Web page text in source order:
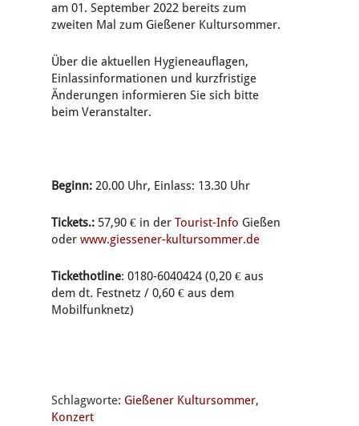
am 01. September 2022 bereits zum
zweiten Mal zum Gießener Kultursommer.
Über die aktuellen Hygieneauflagen,
Einlassinformationen und kurzfristige
Änderungen informieren Sie sich bitte
beim Veranstalter.
Beginn: 20.00 Uhr, Einlass: 13.30 Uhr
Tickets.: 57,90 € in der Tourist-Info Gießen
oder www.giessener-kultursommer.de
Tickethotline: 0180-6040424 (0,20 € aus
dem dt. Festnetz / 0,60 € aus dem
Mobilfunknetz)
Schlagworte: Gießener Kultursommer,
Konzert